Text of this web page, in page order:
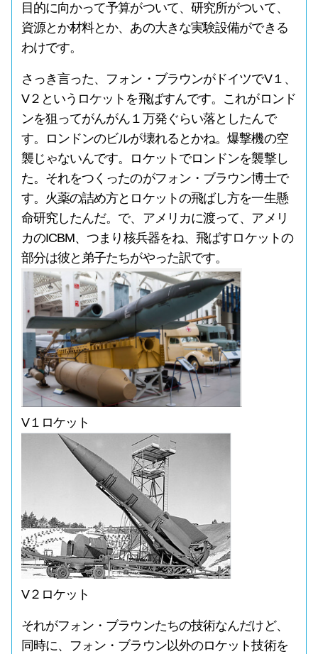
目的に向かって予算がついて、研究所がついて、
資源とか材料とか、あの大きな実験設備ができる
わけです。
さっき言った、フォン・ブラウンがドイツでV１、
V２というロケットを飛ばすんです。これがロンド
ンを狙ってがんがん１万発ぐらい落としたんで
す。ロンドンのビルが壊れるとかね。爆撃機の空
襲じゃないんです。ロケットでロンドンを襲撃し
た。それをつくったのがフォン・ブラウン博士で
す。火薬の詰め方とロケットの飛ばし方を一生懸
命研究したんだ。で、アメリカに渡って、アメリ
カのICBM、つまり核兵器をね、飛ばすロケットの
部分は彼と弟子たちがやった訳です。
V１ロケット
V２ロケット
それがフォン・ブラウンたちの技術なんだけど、
同時に、フォン・ブラウン以外のロケット技術を